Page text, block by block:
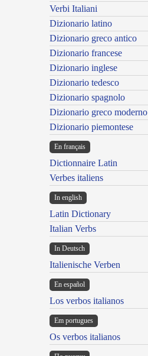
Verbi Italiani
Dizionario latino
Dizionario greco antico
Dizionario francese
Dizionario inglese
Dizionario tedesco
Dizionario spagnolo
Dizionario greco moderno
Dizionario piemontese
En français
Dictionnaire Latin
Verbes italiens
In english
Latin Dictionary
Italian Verbs
In Deutsch
Italienische Verben
En español
Los verbos italianos
Em portugues
Os verbos italianos